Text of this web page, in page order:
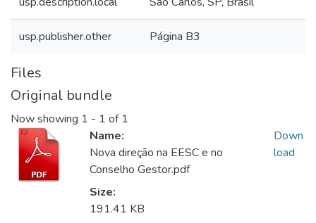
usp.publisher.other Página B3
Files
Original bundle
Now showing 1 - 1 of 1
Name:
Nova direção na EESC e no
Conselho Gestor.pdf
Size:
191.41 KB
Down
load